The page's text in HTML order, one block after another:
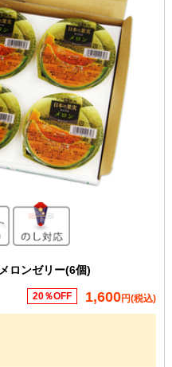
カード無料
6個入り のし対応
ロンゼリー(6個)
20％OFF 1,600円(税込)